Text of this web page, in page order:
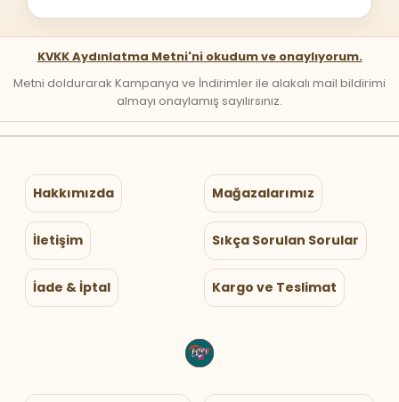
KVKK Aydınlatma Metni'ni okudum ve onaylıyorum.
Metni doldurarak Kampanya ve İndirimler ile alakalı mail bildirimi
almayı onaylamış sayılırsınız.
Hakkımızda Mağazalarımız
İletişim Sıkça Sorulan Sorular
İade & İptal Kargo ve Teslimat